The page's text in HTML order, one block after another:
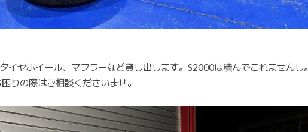
イヤホイール、マフラーなど貸し出します。S2000は積んでこれませんし。
りの際はご相談くださいませ。